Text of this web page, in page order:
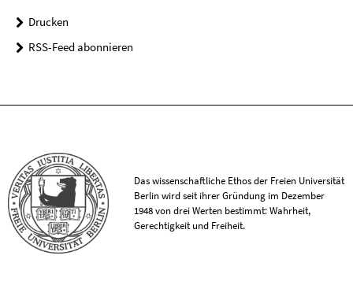
Drucken
RSS-Feed abonnieren
Das wissenschaftliche Ethos der Freien Universität
Berlin wird seit ihrer Gründung im Dezember
1948 von drei Werten bestimmt: Wahrheit,
Gerechtigkeit und Freiheit.